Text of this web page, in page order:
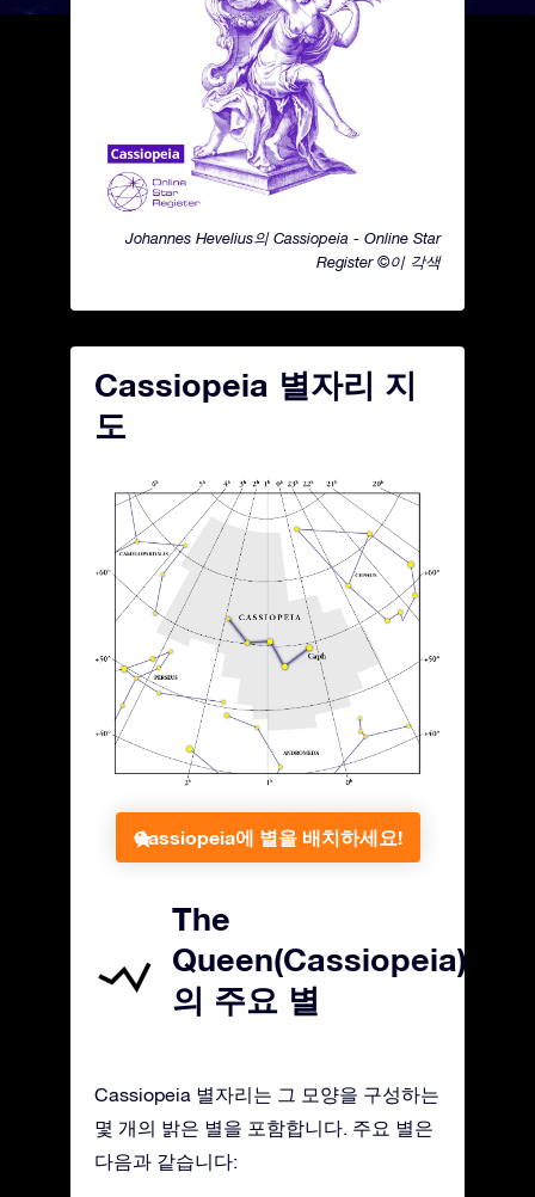
Johannes Hevelius의 Cassiopeia - Online Star
Register ©이 각색
Cassiopeia 별자리 지
도
Cassiopeia에 별을 배치하세요!
The
Queen(Cassiopeia)
의 주요 별
Cassiopeia 별자리는 그 모양을 구성하는
몇 개의 밝은 별을 포함합니다. 주요 별은
다음과 같습니다: